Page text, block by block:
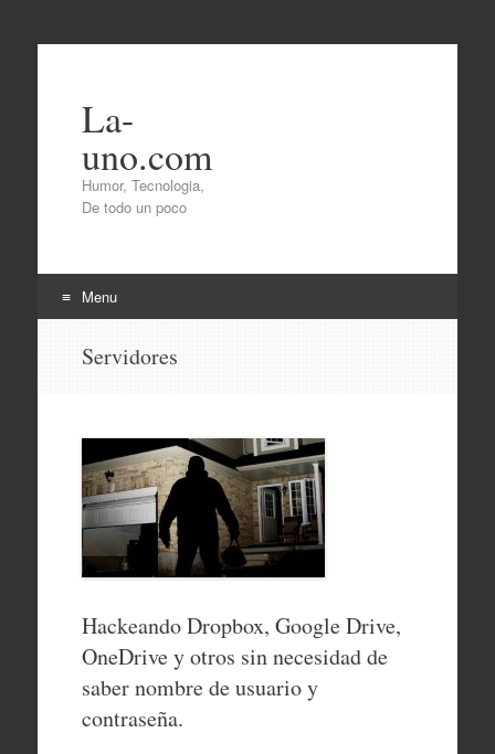
La-
uno.com
Humor, Tecnologia,
De todo un poco
Menu
Servidores
Hackeando Dropbox, Google Drive,
OneDrive y otros sin necesidad de
saber nombre de usuario y
contraseña.